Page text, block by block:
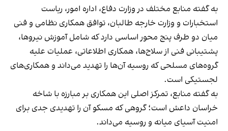
به گفته منابع مختلف در وزارت دفاع، اداره امور، ریاست
استخبارات و وزارت خارجه طالبان، توافق همکاری نظامی و فنی
میان دو طرف پنج محور اساسی دارد که شامل آموزش نیروها،
پشتیبانی فنی از سلاح‌ها، همکاری اطلاعاتی، عملیات علیه
گروه‌های مسلحی که روسیه آن‌ها را تهدید می‌داند و همکاری‌های
لجستیکی است.
به گفته منابع، تمرکز اصلی این همکاری بر مبارزه با شاخه
خراسان داعش است؛ گروهی که مسکو آن را تهدیدی جدی برای
امنیت آسیای میانه و روسیه می‌داند.